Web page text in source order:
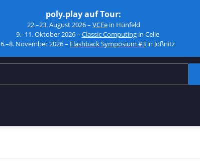
poly.play auf Tour:
22.–23. August 2026 – VCFein Hünfeld
9.–11. Oktober 2026 – Classic Computingin Celle
6.–8. November 2026 – Flashback Symposium #3in Jößnitz